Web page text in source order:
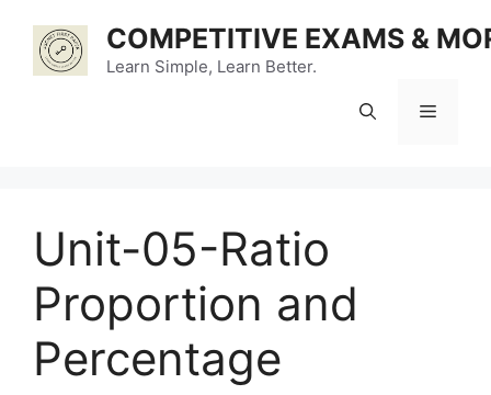
content
COMPETITIVE EXAMS &
Learn Simple, Learn Better.
Menu
Unit-05-Ratio
Proportion and
Percentage